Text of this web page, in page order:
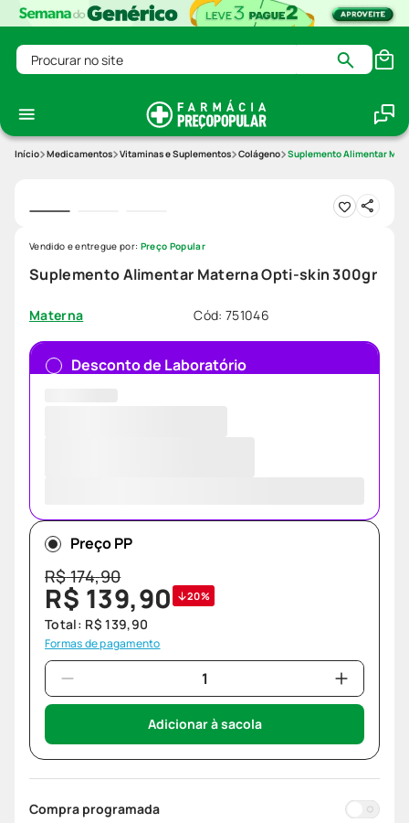
Procurar no site
Medicamentos Vitaminas e Suplementos Colágeno Suplemento Alimentar
Suplemento Alimentar Materna Opti-skin 300gr
Materna Cód: 751046
Vendido e entregue por: Preço Popular
Desconto de Laboratório
Preço PP
R$174,90
R$ 139,90 20%
Total: R$ 139,90
Formas de pagamento
Adicionar à sacola
Compra programada